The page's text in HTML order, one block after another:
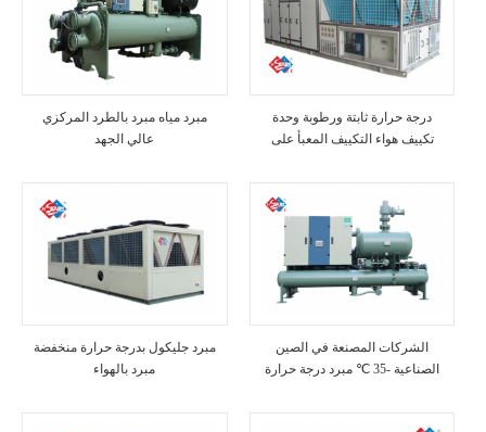
مبرد مياه مبرد بالطرد المركزي
عالي الجهد
درجة حرارة ثابتة ورطوبة وحدة
تكييف هواء التكييف المعبأ على
مبرد جليكول بدرجة حرارة منخفضة
مبرد بالهواء
الشركات المصنعة في الصين
الصناعية -35 ℃ مبرد درجة حرارة